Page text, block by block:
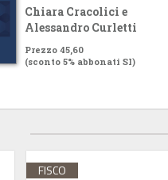
Chiara Cracolici e
Alessandro Curletti
Prezzo 45,60
(sconto 5% abbonati SI)
FISCO